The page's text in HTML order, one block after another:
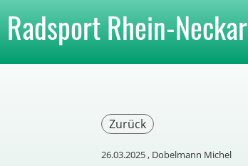
Radsport Rhein-
Zurück
26.03.2025, Dobelmann Michel